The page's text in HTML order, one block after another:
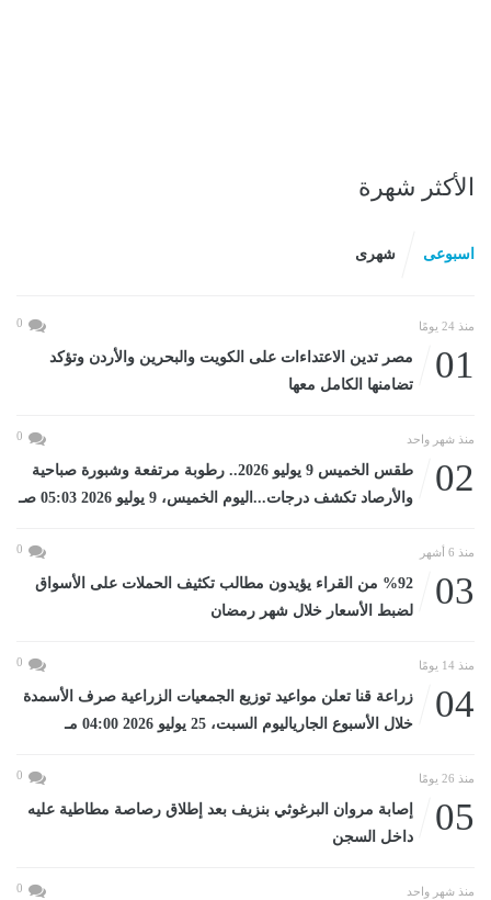
الأكثر شهرة
اسبوعى شهرى
منذ 24 يومًا 0
01
مصر تدين الاعتداءات على الكويت والبحرين والأردن وتؤكد
تضامنها الكامل معها
منذ شهر واحد 0
02
طقس الخميس 9 يوليو 2026.. رطوبة مرتفعة وشبورة صباحية
والأرصاد تكشف درجات...اليوم الخميس، 9 يوليو 2026 05:03 صـ
منذ 6 أشهر 0
03
%92 من القراء يؤيدون مطالب تكثيف الحملات على الأسواق
لضبط الأسعار خلال شهر رمضان
منذ 14 يومًا 0
04
زراعة قنا تعلن مواعيد توزيع الجمعيات الزراعية صرف الأسمدة
خلال الأسبوع الجارياليوم السبت، 25 يوليو 2026 04:00 مـ
منذ 26 يومًا 0
05
إصابة مروان البرغوثي بنزيف بعد إطلاق رصاصة مطاطية عليه
داخل السجن
منذ شهر واحد 0